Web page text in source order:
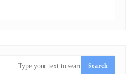
Search